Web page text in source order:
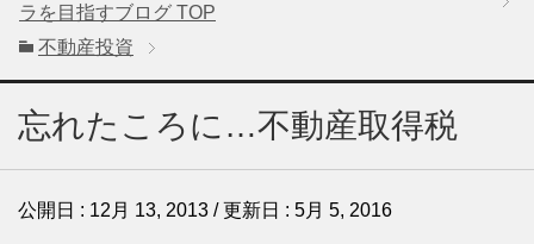
ラを目指すブログ TOP
不動産投資
忘れたころに…不動産取得税
公開日 : 12月 13, 2013 / 更新日 : 5月 5, 2016